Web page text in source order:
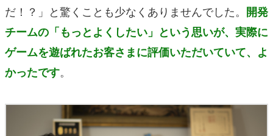
だ！？」と驚くことも少なくありませんでした。 開発
チームの「もっとよくしたい」という思いが、実際に
ゲームを遊ばれたお客さまに評価いただいていて、よ
かったです。